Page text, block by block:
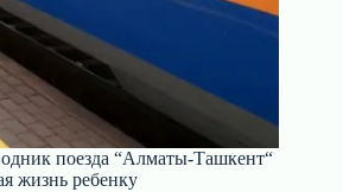
поезда “Алматы-Ташкент“
жизнь ребенку